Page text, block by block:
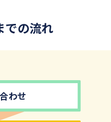
での流れ
わせ